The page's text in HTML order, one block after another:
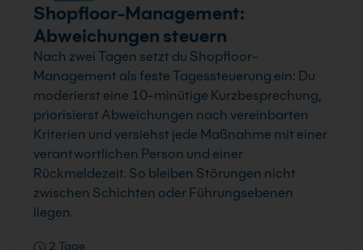
Shopfloor-Management:
Abweichungen steuern
Nach zwei Tagen setzt du Shopfloor-
Management als feste Tagessteuerung ein: Du
moderierst eine 10-minütige Kurzbesprechung,
priorisierst Abweichungen nach vereinbarten
Kriterien und versiehst jede Maßnahme mit einer
verantwortlichen Person und einer
Rückmeldezeit. So bleiben Störungen nicht
zwischen Schichten oder Führungsebenen
liegen.
2 Tage